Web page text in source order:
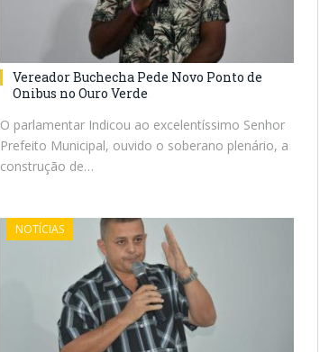
Vereador Buchecha Pede Novo Ponto de
Onibus no Ouro Verde
O parlamentar Indicou ao excelentíssimo Senhor
Prefeito Municipal, ouvido o soberano plenário, a
construção de…
NOTÍCIAS